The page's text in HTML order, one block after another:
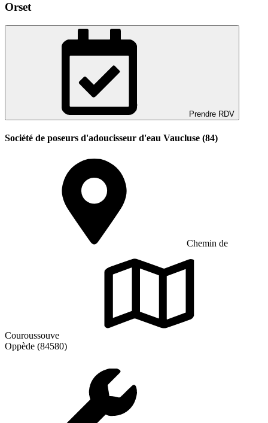
Orset
Prendre RDV
Société de poseurs d'adoucisseur d'eau Vaucluse (84)
Chemin de
Couroussouve
Oppède (84580)